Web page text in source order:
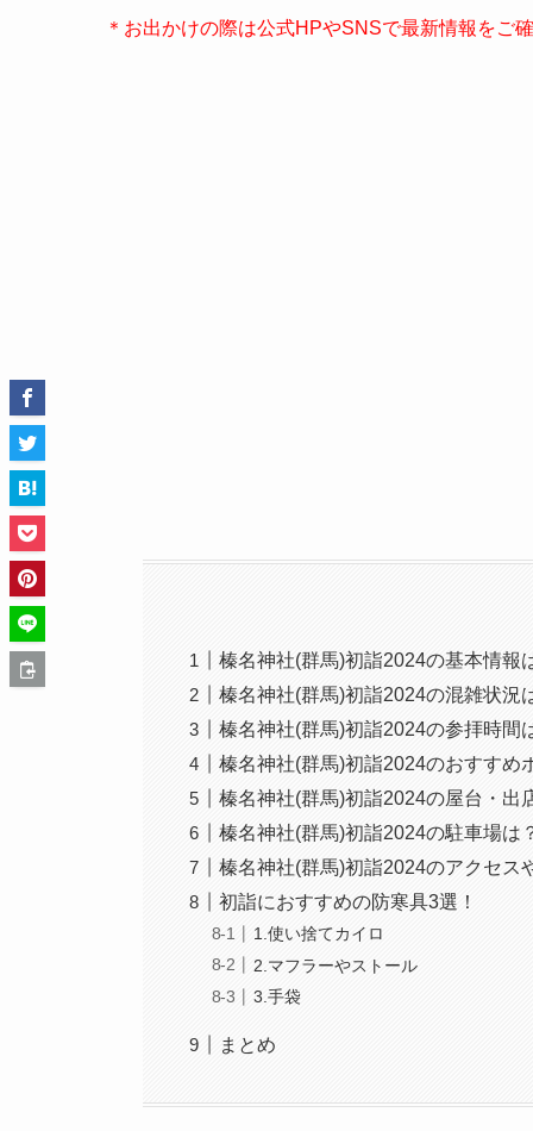
＊お出かけの際は公式HPやSNSで最新情報をご確
榛名神社(群馬)初詣2024の基本情報
榛名神社(群馬)初詣2024の混雑状況
榛名神社(群馬)初詣2024の参拝時間
榛名神社(群馬)初詣2024のおすすめ
榛名神社(群馬)初詣2024の屋台・出
榛名神社(群馬)初詣2024の駐車場は
榛名神社(群馬)初詣2024のアクセス
初詣におすすめの防寒具3選！
1.使い捨てカイロ
2.マフラーやストール
3.手袋
まとめ